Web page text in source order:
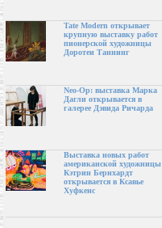
Tate Modern открывает
крупную выставку работ
пионерской художницы
Доротеи Таннинг
Neo-Op: выставка Марка
Дагли открывается в
галерее Дэвида Ричарда
Выставка новых работ
американской художницы
Кэтрин Бернхардт
открывается в Ксавье
Хуфкенс